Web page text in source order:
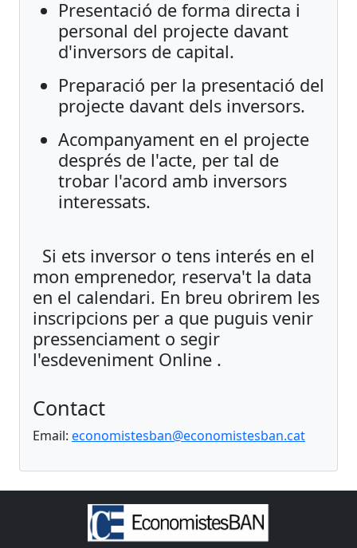
Presentació de forma directa i
personal del projecte davant
d'inversors de capital.
Preparació per la presentació del
projecte davant dels inversors.
Acompanyament en el projecte
després de l'acte, per tal de
trobar l'acord amb inversors
interessats.
Si ets inversor o tens interés en el
mon emprenedor, reserva't la data
en el calendari. En breu obrirem les
inscripcions per a que puguis venir
pressenciament o segir
l'esdeveniment Online .
Contact
Email: economistesban@economistesban.cat